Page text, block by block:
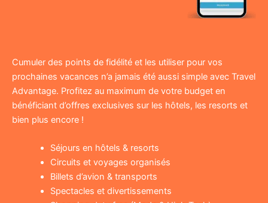
Cumuler des points de fidélité et les utiliser pour vos
prochaines vacances n’a jamais été aussi simple avec Travel
Advantage. Profitez au maximum de votre budget en
bénéficiant d’offres exclusives sur les hôtels, les resorts et
bien plus encore !
Séjours en hôtels & resorts
Circuits et voyages organisés
Billets d’avion & transports
Spectacles et divertissements